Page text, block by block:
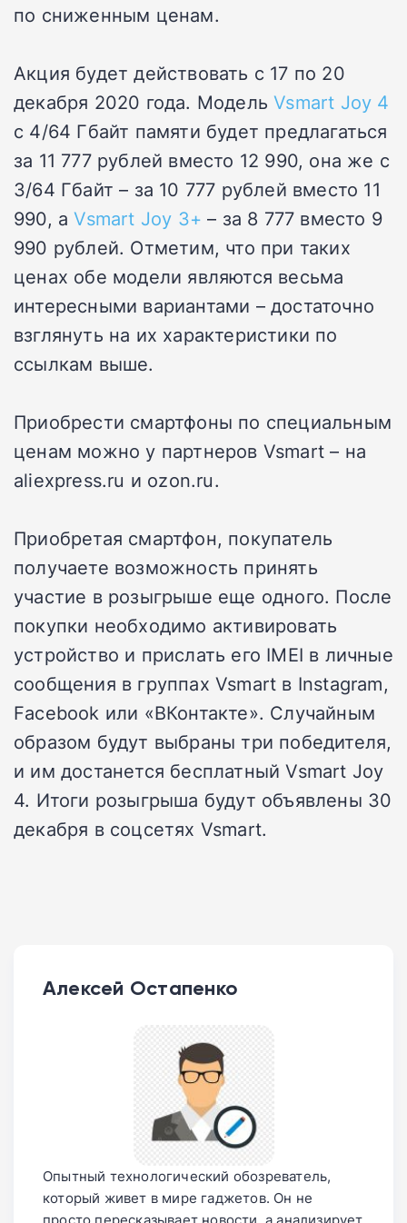
по сниженным ценам.
Акция будет действовать с 17 по 20
декабря 2020 года. МодельVsmart Joy 4
c 4/64 Гбайт памяти будет предлагаться
за 11 777 рублей вместо 12 990, она же с
3/64 Гбайт – за 10 777 рублей вместо 11
990, аVsmart Joy 3+ – за 8 777 вместо 9
990 рублей. Отметим, что при таких
ценах обе модели являются весьма
интересными вариантами – достаточно
взглянуть на их характеристики по
ссылкам выше.
Приобрести смартфоны по специальным
ценам можно у партнеров Vsmart – на
aliexpress.ru и ozon.ru.
Приобретая смартфон, покупатель
получаете возможность принять
участие в розыгрыше еще одного. После
покупки необходимо активировать
устройство и прислать его IMEI в личные
сообщения в группах Vsmart в Instagram,
Facebook или «ВКонтакте». Случайным
образом будут выбраны три победителя,
и им достанется бесплатный Vsmart Joy
4. Итоги розыгрыша будут объявлены 30
декабря в соцсетях Vsmart.
Алексей Остапенко
Опытный технологический обозреватель,
который живет в мире гаджетов. Он не